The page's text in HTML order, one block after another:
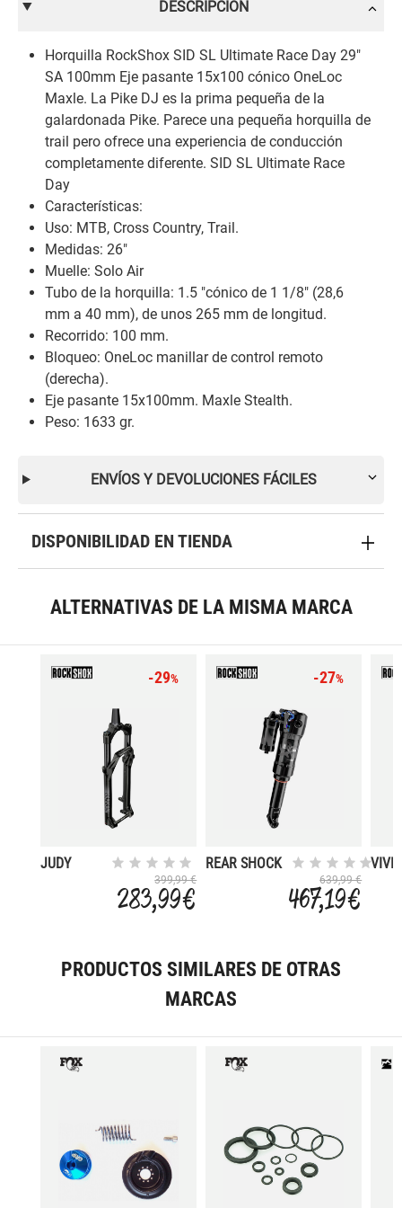
DESCRIPCIÓN
Horquilla RockShox SID SL Ultimate Race Day 29"
SA 100mm Eje pasante 15x100 cónico OneLoc
Maxle. La Pike DJ es la prima pequeña de la
galardonada Pike. Parece una pequeña horquilla de
trail pero ofrece una experiencia de conducción
completamente diferente. SID SL Ultimate Race
Day
Características:
Uso: MTB, Cross Country, Trail.
Medidas: 26"
Muelle: Solo Air
Tubo de la horquilla: 1.5 "cónico de 1 1/8" (28,6
mm a 40 mm), de unos 265 mm de longitud.
Recorrido: 100 mm.
Bloqueo: OneLoc manillar de control remoto
(derecha).
Eje pasante 15x100mm. Maxle Stealth.
Peso: 1633 gr.
ENVÍOS Y DEVOLUCIONES FÁCILES
DISPONIBILIDAD EN TIENDA
ALTERNATIVAS DE LA MISMA MARCA
-29%
JUDY
399,99 €
283,99 €
-27%
REAR SHOCK
639,99 €
467,19 €
PRODUCTOS SIMILARES DE OTRAS
MARCAS